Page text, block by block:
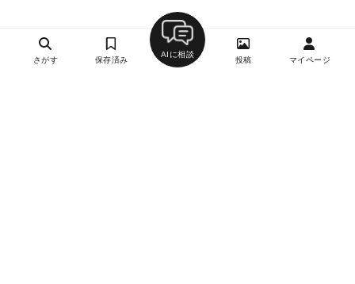
さがす 保存済み
AIに相談
投稿 マイページ